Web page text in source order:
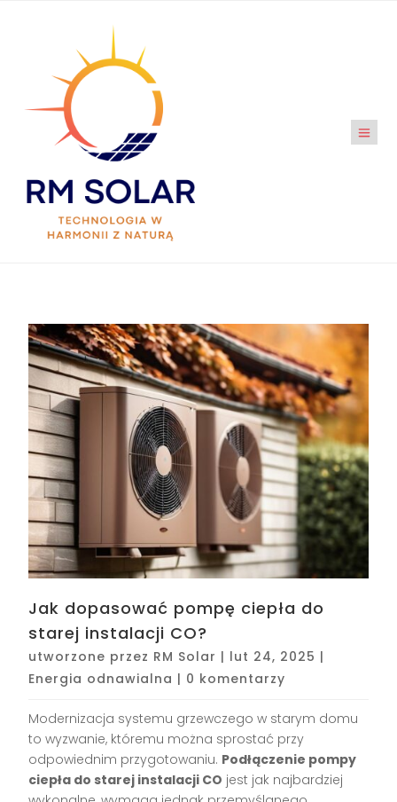
Jak dopasować pompę ciepła do
starej instalacji CO?
utworzone przez RM Solar | lut 24, 2025 |
Energia odnawialna | 0 komentarzy
Modernizacja systemu grzewczego w starym domu
to wyzwanie, któremu można sprostać przy
odpowiednim przygotowaniu. Podłączenie pompy
ciepła do starej instalacji CO jest jak najbardziej